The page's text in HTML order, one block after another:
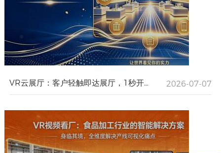
VR云展厅：客户轻触即达展厅，1秒开启全域引流模式，助力企业打破信息传播壁垒，助力品牌长效增值！ 2026-07-07